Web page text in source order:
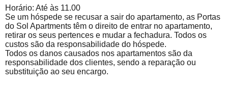
Horário: Até às 11.00
Se um hóspede se recusar a sair do apartamento, as Portas
do Sol Apartments têm o direito de entrar no apartamento,
retirar os seus pertences e mudar a fechadura. Todos os
custos são da responsabilidade do hóspede.
Todos os danos causados nos apartamentos são da
responsabilidade dos clientes, sendo a reparação ou
substituição ao seu encargo.